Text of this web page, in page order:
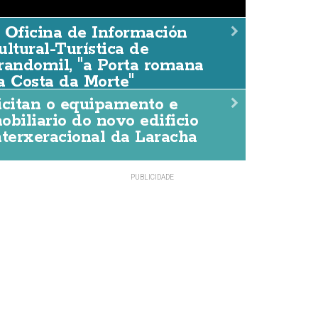
Oficina de Información
de Brandomil, "a
Costa da Morte"
06/AGO./2026
Oficina de Información
Turística de
"a Porta romana
Costa da Morte"
o equipamento e
do novo edificio
da Laracha